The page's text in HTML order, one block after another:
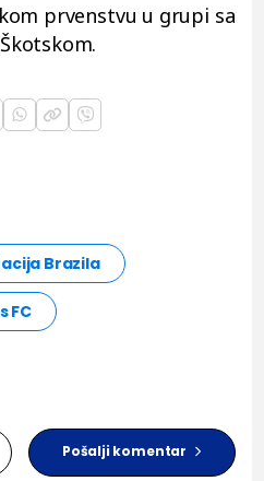
prvenstvu u grupi sa
Brazila
FC
Pošalji komentar